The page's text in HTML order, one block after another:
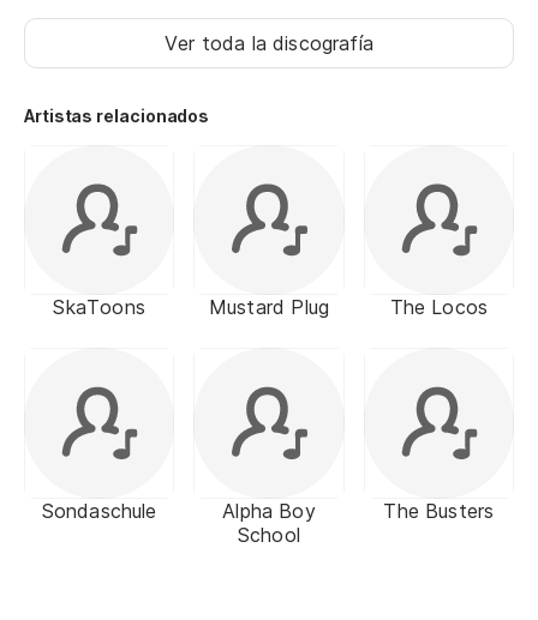
Ver toda la discografía
Artistas relacionados
SkaToons Mustard Plug The Locos
Sondaschule
Alpha Boy
School
The Busters